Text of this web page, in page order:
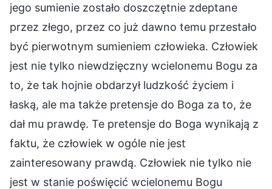
jego sumienie zostało doszczętnie zdeptane
przez złego, przez co już dawno temu przestało
być pierwotnym sumieniem człowieka. Człowiek
jest nie tylko niewdzięczny wcielonemu Bogu za
to, że tak hojnie obdarzył ludzkość życiem i
łaską, ale ma także pretensje do Boga za to, że
dał mu prawdę. Te pretensje do Boga wynikają z
faktu, że człowiek w ogóle nie jest
zainteresowany prawdą. Człowiek nie tylko nie
jest w stanie poświęcić wcielonemu Bogu